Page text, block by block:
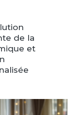
de la
et